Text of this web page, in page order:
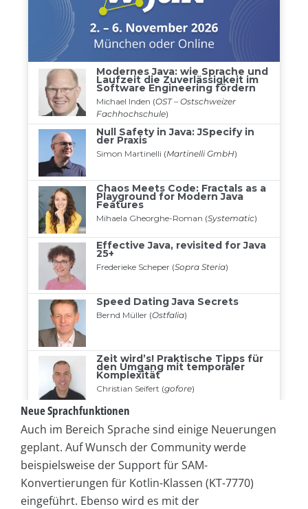
Neue Sprachfunktionen
Auch im Bereich Sprache sind einige Neuerungen
geplant. Auf Wunsch der Community werde
beispielsweise der Support für SAM-
Konvertierungen für Kotlin-Klassen (KT-7770)
eingeführt. Ebenso wird es mit der